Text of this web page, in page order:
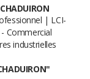
| LCI-
- Commercial
industrielles